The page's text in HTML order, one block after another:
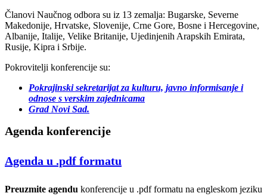
Članovi Naučnog odbora su iz 13 zemalja: Bugarske, Severne
Makedonije, Hrvatske, Slovenije, Crne Gore, Bosne i Hercegovine,
Albanije, Italije, Velike Britanije, Ujedinjenih Arapskih Emirata,
Rusije, Kipra i Srbije.
Pokrovitelji konferencije su:
Pokrajinski sekretarijat za kulturu, javno informisanje i
odnose s verskim zajednicama
Grad Novi Sad.
Agenda konferencije
Agenda u .pdf formatu
Preuzmite agendu konferencije u .pdf formatu na engleskom jeziku